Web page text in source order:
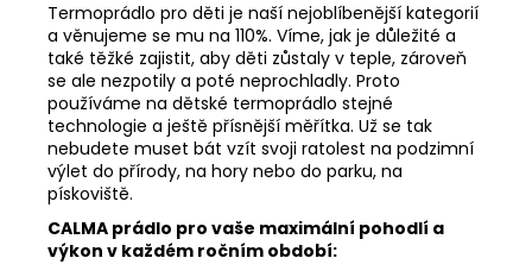
Termoprádlo pro děti je naší nejoblíbenější kategorií
a věnujeme se mu na 110%. Víme, jak je důležité a
také těžké zajistit, aby děti zůstaly v teple, zároveň
se ale nezpotily a poté neprochladly. Proto
používáme na dětské termoprádlo stejné
technologie a ještě přísnější měřítka. Už se tak
nebudete muset bát vzít svoji ratolest na podzimní
výlet do přírody, na hory nebo do parku, na
pískoviště.
CALMA prádlo pro vaše maximální pohodlí a
výkon v každém ročním období: